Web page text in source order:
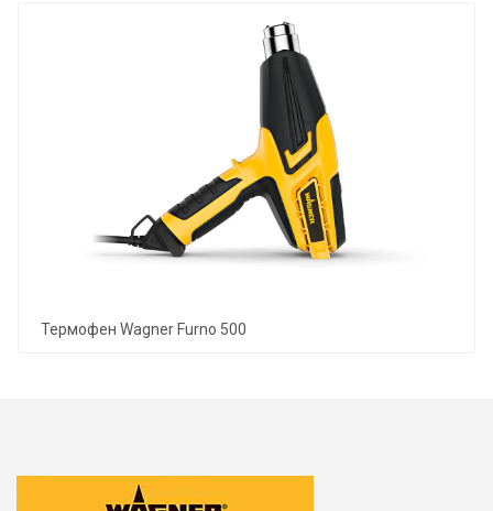
Термофен Wagner Furno 500